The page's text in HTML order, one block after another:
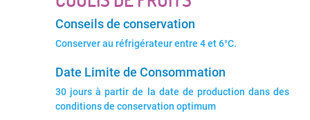
Conseils de conservation
Conserver au réfrigérateur entre 4 et 6°C.
Date Limite de Consommation
30 jours à partir de la date de production dans des
conditions de conservation optimum